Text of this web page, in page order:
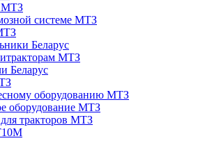
МТЗ
системе МТЗ
Беларус
МТЗ
Беларус
оборудованию МТЗ
оборудование МТЗ
тракторов МТЗ